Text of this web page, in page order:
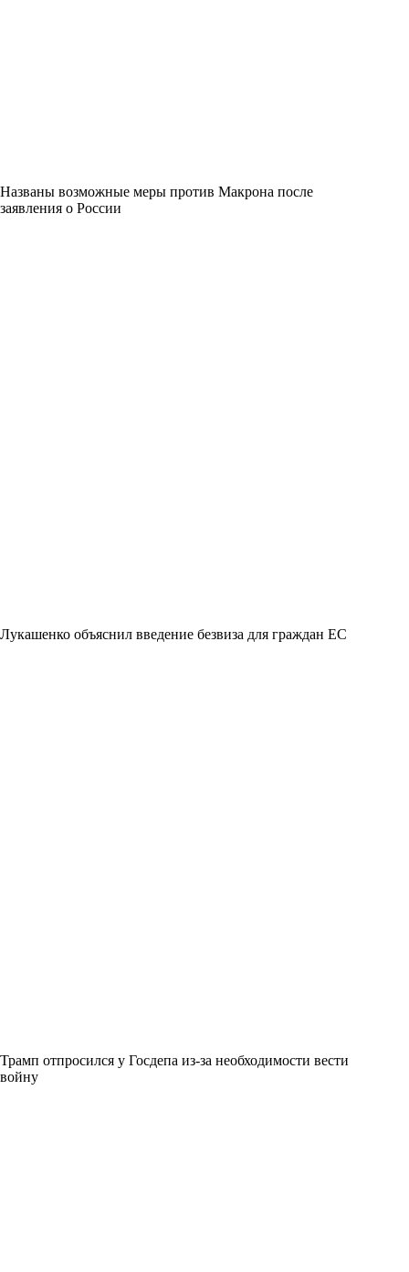
Названы возможные меры против Макрона после
заявления о России
Лукашенко объяснил введение безвиза для граждан ЕС
Трамп отпросился у Госдепа из-за необходимости вести
войну